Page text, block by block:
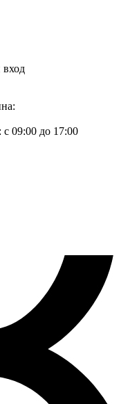
09:00 до 17:00